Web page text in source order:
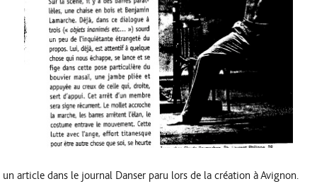
un article dans le journal Danser paru lors de la création à Avignon.